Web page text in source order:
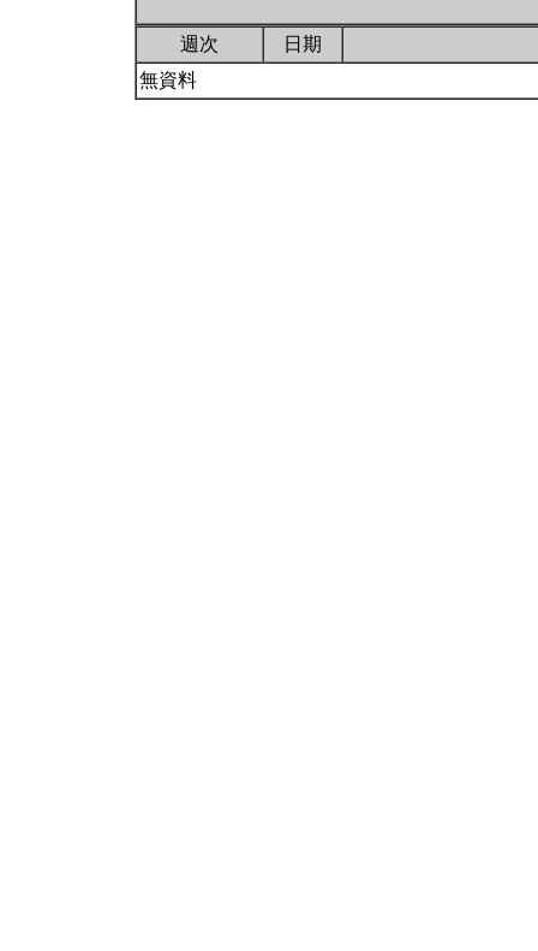
週次
日期
無資料